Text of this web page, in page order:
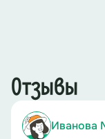
Отзывы
Иванова